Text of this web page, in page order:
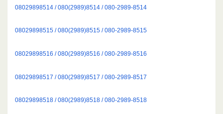
08029898514 / 080(2989)8514 / 080-2989-8514
08029898515 / 080(2989)8515 / 080-2989-8515
08029898516 / 080(2989)8516 / 080-2989-8516
08029898517 / 080(2989)8517 / 080-2989-8517
08029898518 / 080(2989)8518 / 080-2989-8518